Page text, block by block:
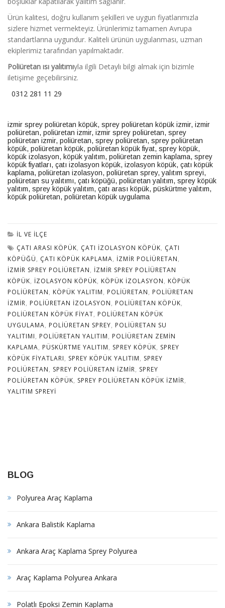
Ürün kalitesi, doğru kullanım şekilleri ve uygun fiyatlarımızla
sizlere hizmet vermekteyiz. Ürünlerimiz tamamen Avrupa
standartlarına uygundur. Kaliteli ürünün uygulanması, uzman
ekiplerimiz tarafından yapılmaktadır.
Poliüretan ısı yalıtımıyla ilgili Detaylı bilgi almak için bizimle
iletişime geçebilirsiniz.
0312 281 11 29
izmir sprey poliüretan köpük, sprey poliüretan köpük izmir, izmir
poliüretan, poliüretan izmir, izmir sprey poliüretan, sprey
poliüretan izmir, poliüretan, sprey poliüretan, sprey poliüretan
köpük, poliüretan köpük, poliüretan köpük fiyat, sprey köpük,
köpük izolasyon, köpük yalıtım, poliüretan zemin kaplama, sprey
köpük fiyatları, çatı izolasyon köpük, izolasyon köpük, çatı köpük
kaplama, poliüretan izolasyon, poliüretan sprey,yalıtım spreyi,
poliüretan su yalıtımı, çatı köpüğü, poliüretan yalıtım, sprey köpük
yalıtım, sprey köpük yalıtım, çatı arası köpük, püskürtme yalıtım,
köpük poliüretan, poliüretan köpük uygulama
İL VE İLÇE
ÇATI ARASI KÖPÜK, ÇATI IZOLASYON KÖPÜK, ÇATI
KÖPÜĞÜ, ÇATI KÖPÜK KAPLAMA, IZMIR POLIÜRETAN,
IZMIR SPREY POLIÜRETAN, IZMIR SPREY POLIÜRETAN
KÖPÜK, IZOLASYON KÖPÜK, KÖPÜK IZOLASYON, KÖPÜK
POLIÜRETAN, KÖPÜK YALITIM, POLIÜRETAN, POLIÜRETAN
IZMIR, POLIÜRETAN IZOLASYON, POLIÜRETAN KÖPÜK,
POLIÜRETAN KÖPÜK FIYAT, POLIÜRETAN KÖPÜK
UYGULAMA, POLIÜRETAN SPREY, POLIÜRETAN SU
YALITIMI, POLIÜRETAN YALITIM, POLIÜRETAN ZEMIN
KAPLAMA, PÜSKÜRTME YALITIM, SPREY KÖPÜK, SPREY
KÖPÜK FIYATLARI, SPREY KÖPÜK YALITIM, SPREY
POLIÜRETAN, SPREY POLIÜRETAN IZMIR, SPREY
POLIÜRETAN KÖPÜK, SPREY POLIÜRETAN KÖPÜK IZMIR,
YALITIM SPREYI
BLOG
Polyurea Araç Kaplama
Ankara Balistik Kaplama
Ankara Araç Kaplama Sprey Polyurea
Araç Kaplama Polyurea Ankara
Polatlı Epoksi Zemin Kaplama